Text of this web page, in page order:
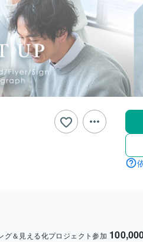
グ＆見える化プロジェクト参加